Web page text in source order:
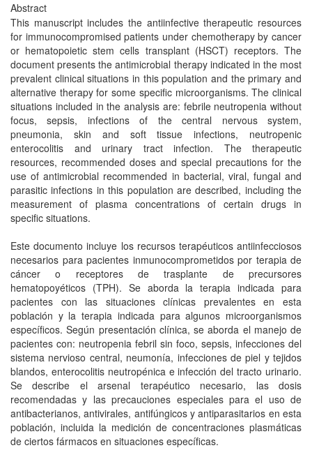
Abstract
This manuscript includes the antiinfective therapeutic resources
for immunocompromised patients under chemotherapy by cancer
or hematopoietic stem cells transplant (HSCT) receptors. The
document presents the antimicrobial therapy indicated in the most
prevalent clinical situations in this population and the primary and
alternative therapy for some specific microorganisms. The clinical
situations included in the analysis are: febrile neutropenia without
focus, sepsis, infections of the central nervous system,
pneumonia, skin and soft tissue infections, neutropenic
enterocolitis and urinary tract infection. The therapeutic
resources, recommended doses and special precautions for the
use of antimicrobial recommended in bacterial, viral, fungal and
parasitic infections in this population are described, including the
measurement of plasma concentrations of certain drugs in
specific situations.
Este documento incluye los recursos terapéuticos antiinfecciosos
necesarios para pacientes inmunocomprometidos por terapia de
cáncer o receptores de trasplante de precursores
hematopoyéticos (TPH). Se aborda la terapia indicada para
pacientes con las situaciones clínicas prevalentes en esta
población y la terapia indicada para algunos microorganismos
específicos. Según presentación clínica, se aborda el manejo de
pacientes con: neutropenia febril sin foco, sepsis, infecciones del
sistema nervioso central, neumonía, infecciones de piel y tejidos
blandos, enterocolitis neutropénica e infección del tracto urinario.
Se describe el arsenal terapéutico necesario, las dosis
recomendadas y las precauciones especiales para el uso de
antibacterianos, antivirales, antifúngicos y antiparasitarios en esta
población, incluida la medición de concentraciones plasmáticas
de ciertos fármacos en situaciones específicas.